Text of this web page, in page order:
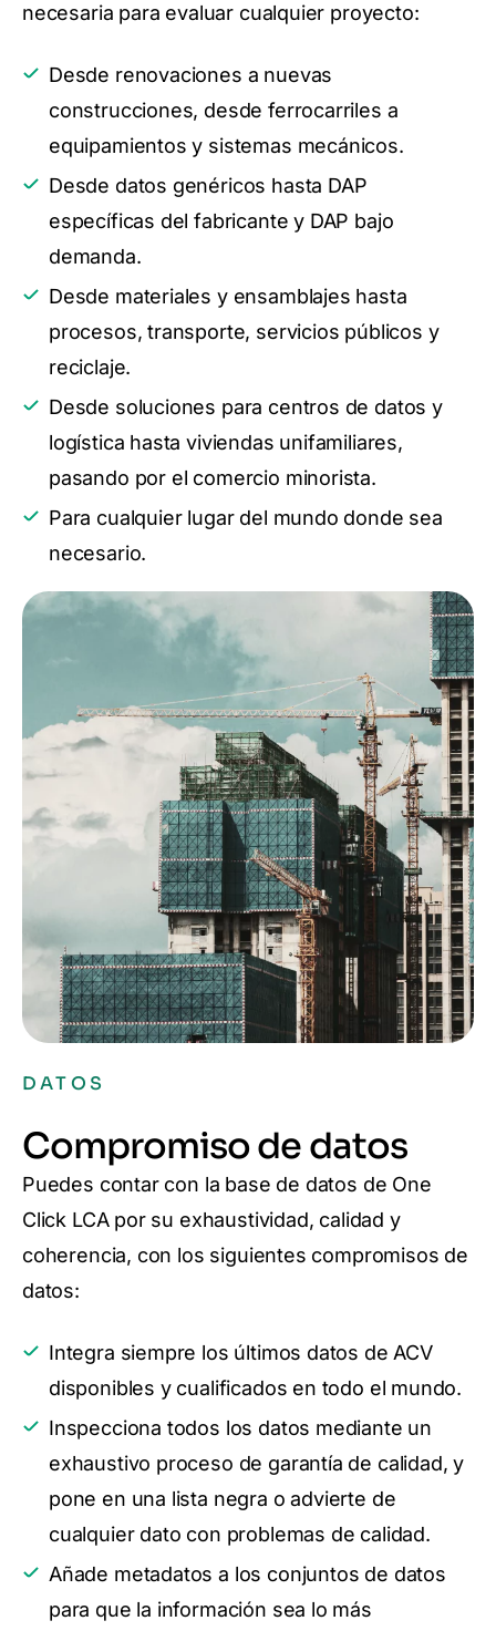
necesaria para evaluar cualquier proyecto:
Desde renovaciones a nuevas
construcciones, desde ferrocarriles a
equipamientos y sistemas mecánicos.
Desde datos genéricos hasta DAP
específicas del fabricante y DAP bajo
demanda.
Desde materiales y ensamblajes hasta
procesos, transporte, servicios públicos y
reciclaje.
Desde soluciones para centros de datos y
logística hasta viviendas unifamiliares,
pasando por el comercio minorista.
Para cualquier lugar del mundo donde sea
necesario.
DATOS
Compromiso de datos
Puedes contar con la base de datos de One
Click LCA por su exhaustividad, calidad y
coherencia, con los siguientes compromisos de
datos:
Integra siempre los últimos datos de ACV
disponibles y cualificados en todo el mundo.
Inspecciona todos los datos mediante un
exhaustivo proceso de garantía de calidad, y
pone en una lista negra o advierte de
cualquier dato con problemas de calidad.
Añade metadatos a los conjuntos de datos
para que la información sea lo más